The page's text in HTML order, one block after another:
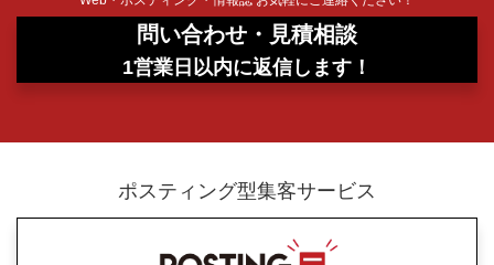
問い合わせ・見積相談
1営業日以内に返信します！
ポスティング型集客サービス